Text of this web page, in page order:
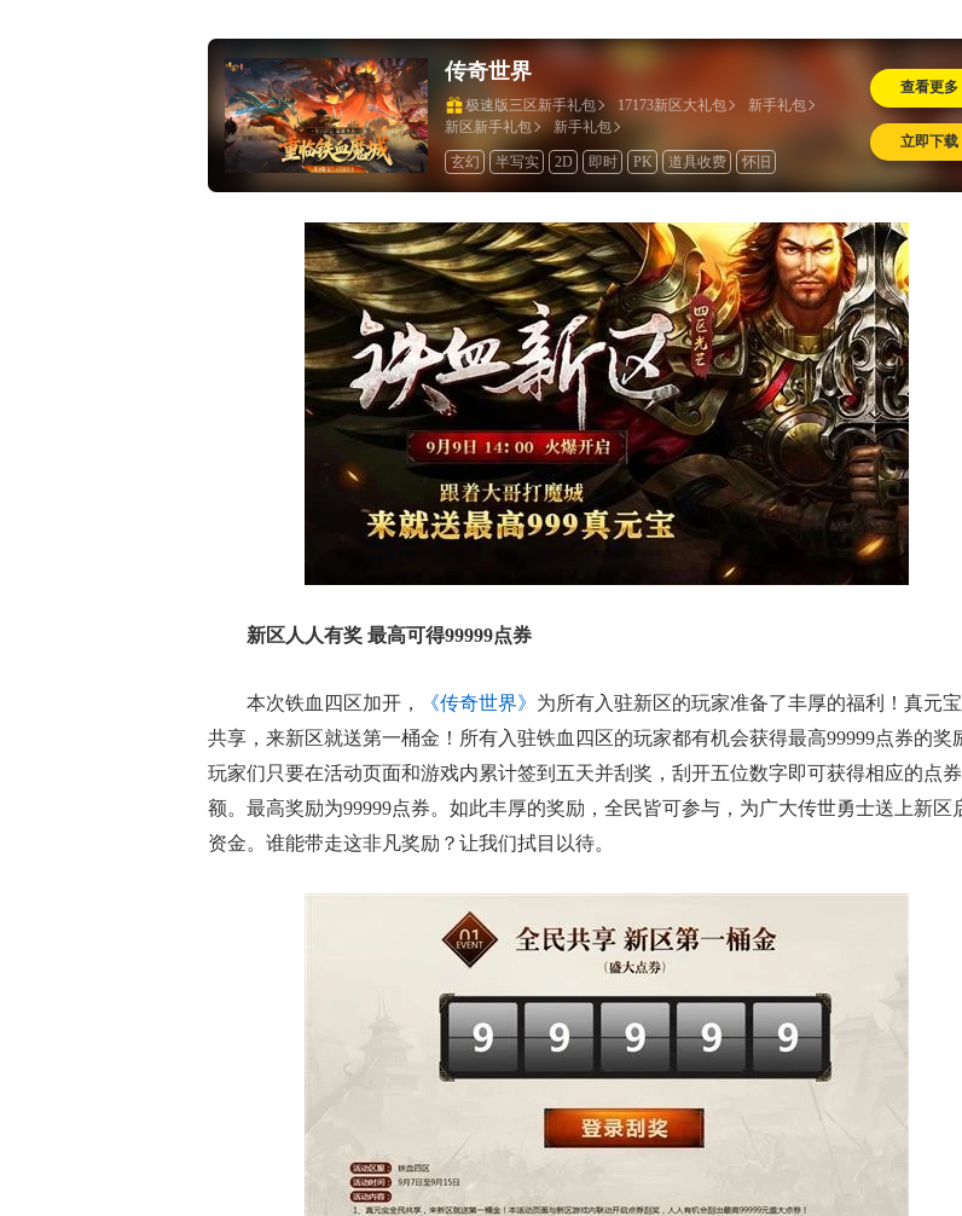
传奇世界
极速版三区新手礼包 17173新区大礼包
新手礼包
新区新手礼包
新手礼包
玄幻 半写实 2D 即时 PK 道具收费 怀旧
查看更多
立即下载
新区人人有奖 最高可得99999点券
本次铁血四区加开， 《传奇世界》 为所有入驻新区的玩家准备了丰厚的福利！真元
共享，来新区就送第一桶金！所有入驻铁血四区的玩家都有机会获得最高99999点券的奖
玩家们只要在活动页面和游戏内累计签到五天并刮奖，刮开五位数字即可获得相应的点
额。最高奖励为99999点券。如此丰厚的奖励，全民皆可参与，为广大传世勇士送上新区
资金。谁能带走这非凡奖励？让我们拭目以待。